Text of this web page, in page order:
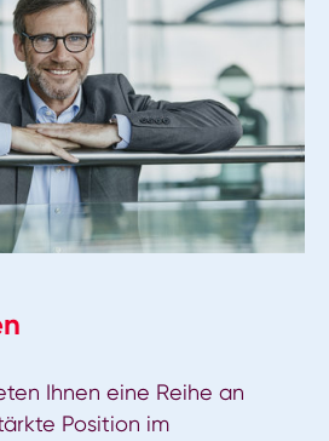
Ihnen eine Reihe an
Position im